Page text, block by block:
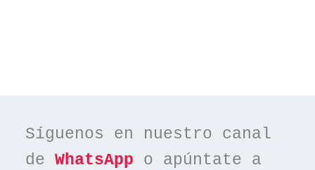
Síguenos en nuestro canal
de WhatsApp o apúntate a